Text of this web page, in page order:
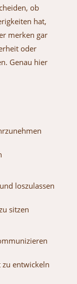
ob
hat,
merken gar
oder
Genau hier
loszulassen
sitzen
entwickeln